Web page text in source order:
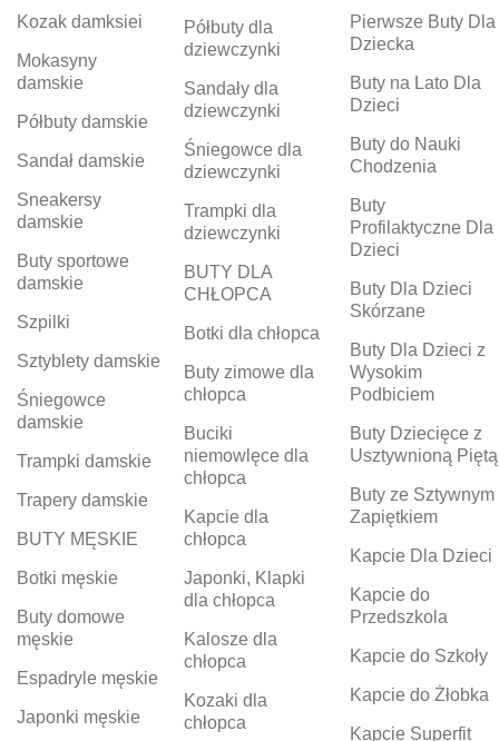
Kozak damksiei
Mokasyny
damskie
Półbuty damskie
Sandał damskie
Sneakersy
damskie
Buty sportowe
damskie
Szpilki
Sztyblety damskie
Śniegowce
damskie
Trampki damskie
Trapery damskie
BUTY MĘSKIE
Botki męskie
Buty domowe
męskie
Espadryle męskie
Japonki męskie
Półbuty dla
dziewczynki
Sandały dla
dziewczynki
Śniegowce dla
dziewczynki
Trampki dla
dziewczynki
BUTY DLA
CHŁOPCA
Botki dla chłopca
Buty zimowe dla
chłopca
Buciki
niemowlęce dla
chłopca
Kapcie dla
chłopca
Japonki, Klapki
dla chłopca
Kalosze dla
chłopca
Kozaki dla
chłopca
Pierwsze Buty Dla
Dziecka
Buty na Lato Dla
Dzieci
Buty do Nauki
Chodzenia
Buty
Profilaktyczne Dla
Dzieci
Buty Dla Dzieci
Skórzane
Buty Dla Dzieci z
Wysokim
Podbiciem
Buty Dziecięce z
Usztywnioną Piętą
Buty ze Sztywnym
Zapiętkiem
Kapcie Dla Dzieci
Kapcie do
Przedszkola
Kapcie do Szkoły
Kapcie do Żłobka
Kapcie Superfit